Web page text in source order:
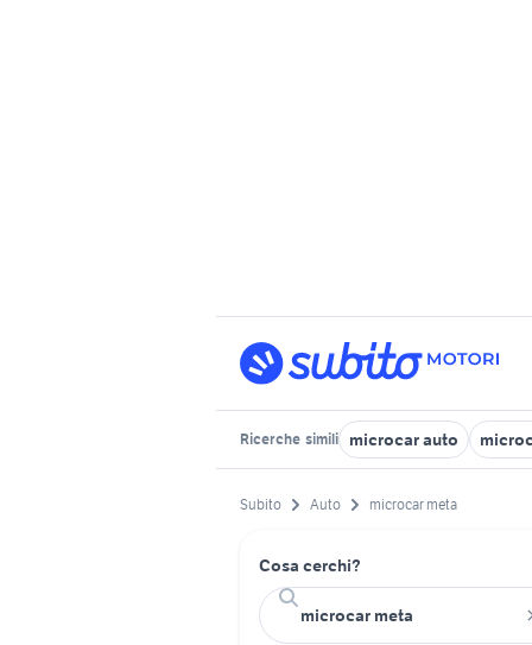
Ricerche simili microcar auto
Subito Auto microcar meta
Cosa cerchi?